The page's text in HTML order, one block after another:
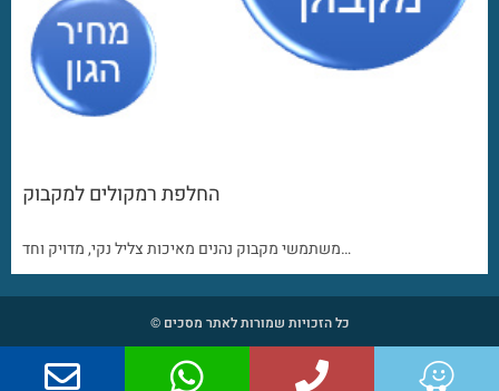
החלפת רמקולים למקבוק
משתמשי מקבוק נהנים מאיכות צליל נקי, מדויק וחד…
כל הזכויות שמורות לאתר מסכים ©